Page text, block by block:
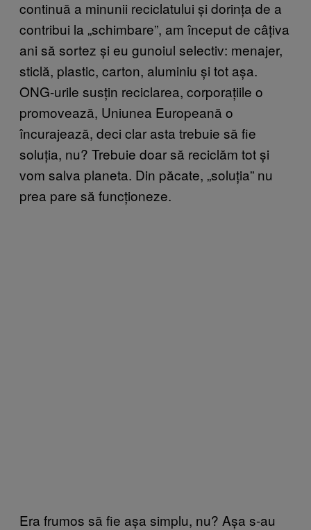
continuă a minunii reciclatului și dorința de a
contribui la „schimbare”, am început de câțiva
ani să sortez și eu gunoiul selectiv: menajer,
sticlă, plastic, carton, aluminiu și tot așa.
ONG-urile susțin reciclarea, corporațiile o
promovează, Uniunea Europeană o
încurajează, deci clar asta trebuie să fie
soluția, nu? Trebuie doar să reciclăm tot și
vom salva planeta. Din păcate, „soluția” nu
prea pare să funcționeze.
Era frumos să fie așa simplu, nu? Așa s-au